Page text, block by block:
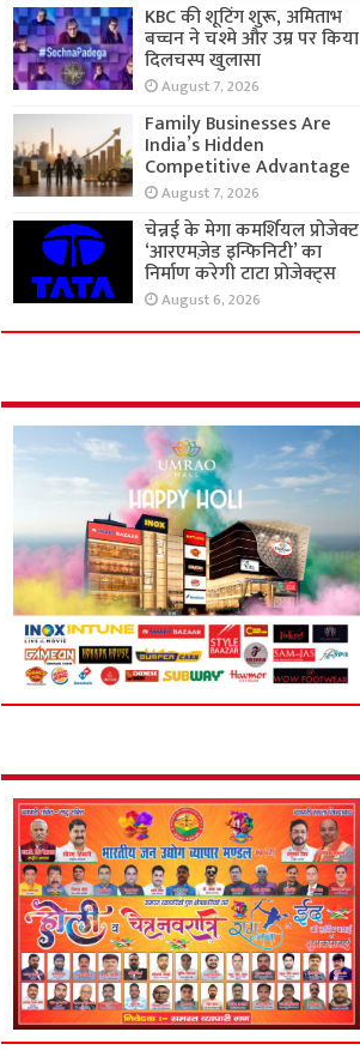
KBC की शूटिंग शुरू, अमिताभ
बच्चन ने चश्मे और उम्र पर किया
दिलचस्प खुलासा
August 7, 2026
Family Businesses Are
India’s Hidden
Competitive Advantage
August 7, 2026
चेन्नई के मेगा कमर्शियल प्रोजेक्ट
‘आरएमज़ेड इन्फिनिटी’ का
निर्माण करेगी टाटा प्रोजेक्ट्स
August 6, 2026